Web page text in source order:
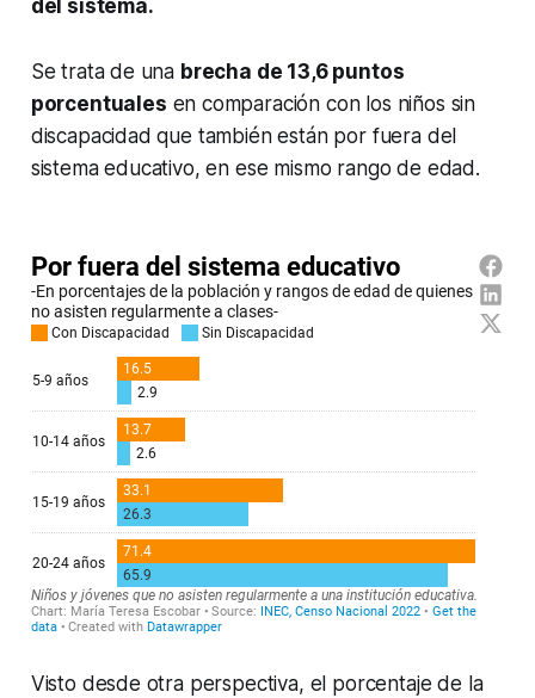
del sistema.
Se trata de una brecha de 13,6 puntos
porcentuales en comparación con los niños sin
discapacidad que también están por fuera del
sistema educativo, en ese mismo rango de edad.
Visto desde otra perspectiva, el porcentaje de la